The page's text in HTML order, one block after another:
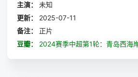
主演：
未知
更新：
2025-07-11
备注：
正片
豆瓣：
2024赛季中超第1轮：青岛西海